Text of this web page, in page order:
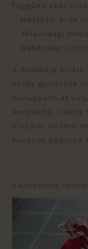
függően akár
– Metszés: erős
– Télállóság:
– Nehézségi
A Buddleja kiváló
kevés gondozás
hónapokon át
kertjükbe. Illatos
díszítik, hanem
hasznos beporzó
Kapcsolódó